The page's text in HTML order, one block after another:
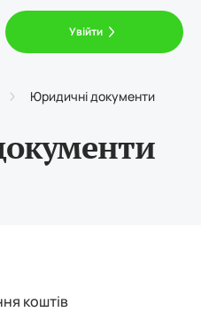
Увійти
Юридичні документи
коштів